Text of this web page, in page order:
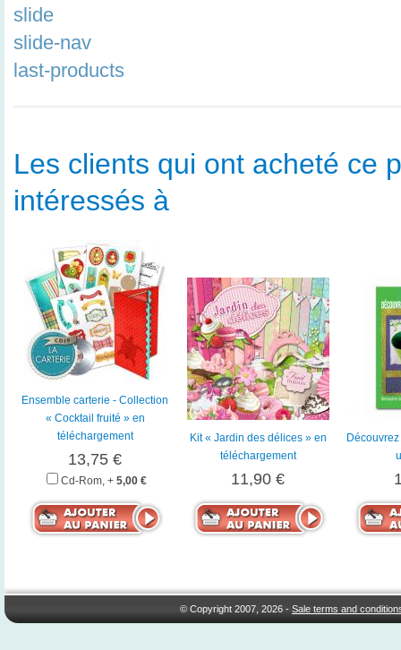
slide
slide-nav
last-products
Les clients qui ont acheté ce
intéressés à
Ensemble carterie - Collection
« Cocktail fruité » en
téléchargement
13,75 €
Cd-Rom, + 5,00 €
Kit « Jardin des délices » en
téléchargement
11,90 €
© Copyright 2007, 2026 -Sale terms and